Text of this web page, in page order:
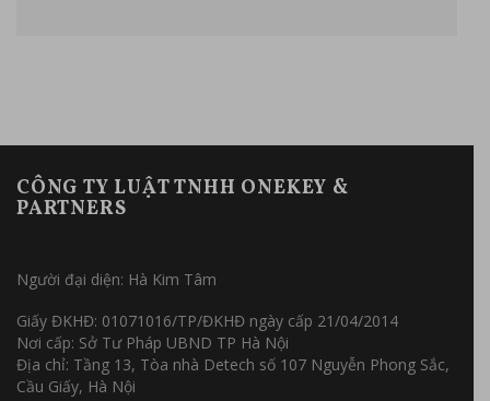
CÔNG TY LUẬT TNHH ONEKEY &
PARTNERS
Người đại diện: Hà Kim Tâm
Giấy ĐKHĐ: 01071016/TP/ĐKHĐ ngày cấp 21/04/2014
Nơi cấp: Sở Tư Pháp UBND TP Hà Nội
Địa chỉ: Tầng 13, Tòa nhà Detech số 107 Nguyễn Phong Sắc,
Cầu Giấy, Hà Nội